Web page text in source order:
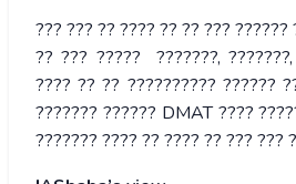
??? ??? ?? ???? ?? ?? ??? ??????
?? ??? ????? ???????,
???? ?? ?? ?????????? ??????
??????? ?????? DMAT ????
??????? ???? ?? ???? ?? ??? ???